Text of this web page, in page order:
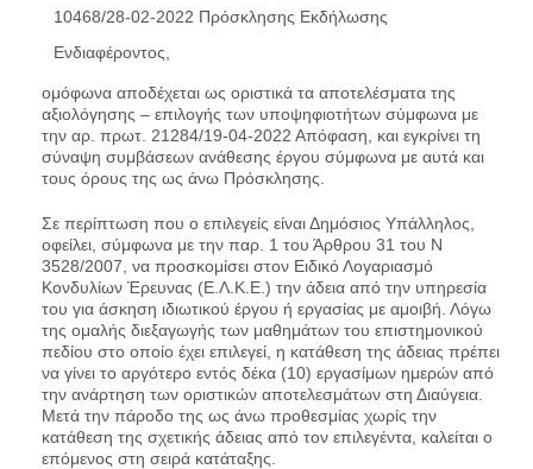
10468/28-02-2022 Πρόσκλησης Εκδήλωσης
Ενδιαφέροντος,
ομόφωνα αποδέχεται ως οριστικά τα αποτελέσματα της
αξιολόγησης – επιλογής των υποψηφιοτήτων σύμφωνα με
την αρ. πρωτ. 21284/19-04-2022 Απόφαση, και εγκρίνει τη
σύναψη συμβάσεων ανάθεσης έργου σύμφωνα με αυτά και
τους όρους της ως άνω Πρόσκλησης.
Σε περίπτωση που ο επιλεγείς είναι Δημόσιος Υπάλληλος,
οφείλει, σύμφωνα με την παρ. 1 του Άρθρου 31 του Ν
3528/2007, να προσκομίσει στον Ειδικό Λογαριασμό
Κονδυλίων Έρευνας (Ε.Λ.Κ.Ε.) την άδεια από την υπηρεσία
του για άσκηση ιδιωτικού έργου ή εργασίας με αμοιβή. Λόγω
της ομαλής διεξαγωγής των μαθημάτων του επιστημονικού
πεδίου στο οποίο έχει επιλεγεί, η κατάθεση της άδειας πρέπει
να γίνει το αργότερο εντός δέκα (10) εργασίμων ημερών από
την ανάρτηση των οριστικών αποτελεσμάτων στη Διαύγεια.
Μετά την πάροδο της ως άνω προθεσμίας χωρίς την
κατάθεση της σχετικής άδειας από τον επιλεγέντα, καλείται ο
επόμενος στη σειρά κατάταξης.